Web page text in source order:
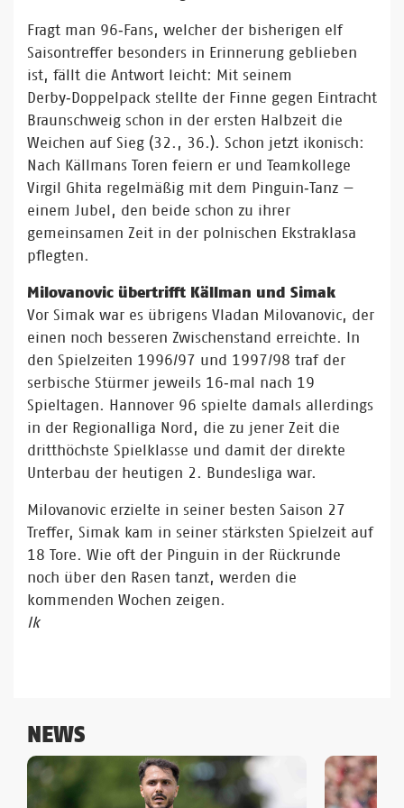
Fragt man 96‑Fans, welcher der bisherigen elf
Saisontreffer besonders in Erinnerung geblieben
ist, fällt die Antwort leicht: Mit seinem
Derby‑Doppelpack stellte der Finne gegen Eintracht
Braunschweig schon in der ersten Halbzeit die
Weichen auf Sieg (32., 36.). Schon jetzt ikonisch:
Nach Källmans Toren feiern er und Teamkollege
Virgil Ghita regelmäßig mit dem Pinguin‑Tanz —
einem Jubel, den beide schon zu ihrer
gemeinsamen Zeit in der polnischen Ekstraklasa
pflegten.
Milovanovic übertrifft Källman und Simak
Vor Simak war es übrigens Vladan Milovanovic, der
einen noch besseren Zwischenstand erreichte. In
den Spielzeiten 1996/97 und 1997/98 traf der
serbische Stürmer jeweils 16‑mal nach 19
Spieltagen. Hannover 96 spielte damals allerdings
in der Regionalliga Nord, die zu jener Zeit die
dritthöchste Spielklasse und damit der direkte
Unterbau der heutigen 2. Bundesliga war.
Milovanovic erzielte in seiner besten Saison 27
Treffer, Simak kam in seiner stärksten Spielzeit auf
18 Tore. Wie oft der Pinguin in der Rückrunde
noch über den Rasen tanzt, werden die
kommenden Wochen zeigen.
lk
NEWS